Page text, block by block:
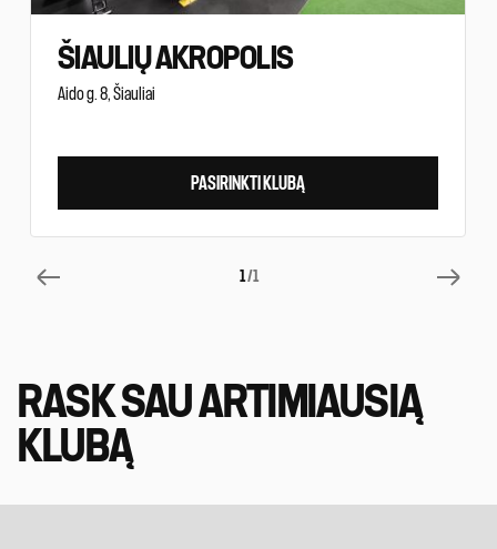
ŠIAULIŲ AKROPOLIS
Aido g. 8, Šiauliai
PASIRINKTI KLUBĄ
1/1
RASK SAU ARTIMIAUSIĄ
KLUBĄ